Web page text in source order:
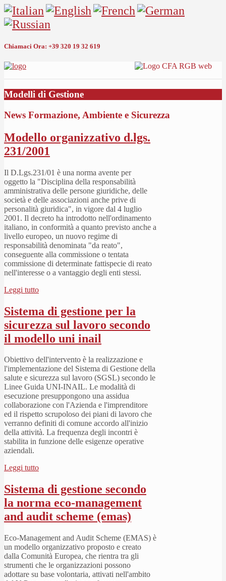
Chiamaci Ora: +39 320 19 32 619
Modelli di Gestione
News Formazione, Ambiente e Sicurezza
Modello organizzativo d.lgs.
231/2001
Il D.Lgs.231/01 è una norma avente per
oggetto la "Disciplina della responsabilità
amministrativa delle persone giuridiche, delle
società e delle associazioni anche prive di
personalità giuridica", in vigore dal 4 luglio
2001. Il decreto ha introdotto nell'ordinamento
italiano, in conformità a quanto previsto anche a
livello europeo, un nuovo regime di
responsabilità denominata "da reato",
conseguente alla commissione o tentata
commissione di determinate fattispecie di reato
nell'interesse o a vantaggio degli enti stessi.
Leggi tutto
Sistema di gestione per la
sicurezza sul lavoro secondo
il modello uni inail
Obiettivo dell'intervento è la realizzazione e
l'implementazione del Sistema di Gestione della
salute e sicurezza sul lavoro (SGSL) secondo le
Linee Guida UNI-INAIL. Le modalità di
esecuzione presuppongono una assidua
collaborazione con l'Azienda e l'imprenditore
ed il rispetto scrupoloso dei piani di lavoro che
verranno definiti di comune accordo all'inizio
della attività. La frequenza degli incontri è
stabilita in funzione delle esigenze operative
aziendali.
Leggi tutto
Sistema di gestione secondo
la norma eco-management
and audit scheme (emas)
Eco-Management and Audit Scheme (EMAS) è
un modello organizzativo proposto e creato
dalla Comunità Europea, che rientra tra gli
strumenti che le organizzazioni possono
adottare su base volontaria, attivati nell'ambito